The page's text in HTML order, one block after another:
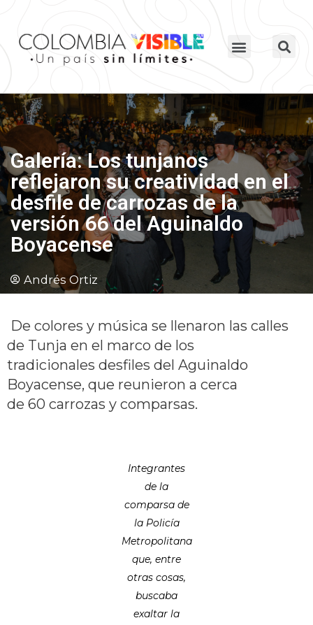
Galería: Los tunjanos
reflejaron su creatividad en el
desfile de carrozas de la
versión 66 del Aguinaldo
Boyacense
Andrés Ortiz
De colores y música se llenaron las calles
de Tunja en el marco de los
tradicionales desfiles del Aguinaldo
Boyacense, que reunieron a cerca
de 60 carrozas y comparsas.
Integrantes
de la
comparsa de
la Policía
Metropolitana
que, entre
otras cosas,
buscaba
exaltar la